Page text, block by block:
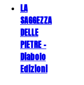
LA
SAGGEZZA
DELLE
PIETRE -
Diabolo
Edizioni